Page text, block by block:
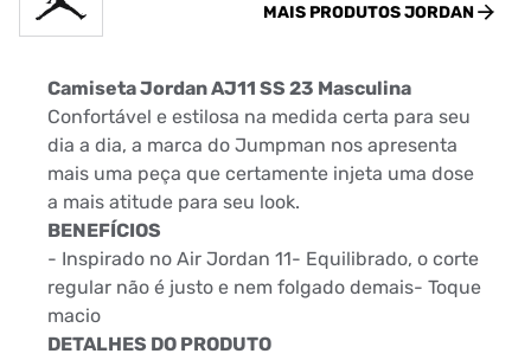
MAIS PRODUTOSJORDAN
Camiseta Jordan AJ11 SS 23 Masculina
Confortável e estilosa na medida certa para seu
dia a dia, a marca do Jumpman nos apresenta
mais uma peça que certamente injeta uma dose
a mais atitude para seu look.
BENEFÍCIOS
- Inspirado no Air Jordan 11- Equilibrado, o corte
regular não é justo e nem folgado demais- Toque
macio
DETALHES DO PRODUTO